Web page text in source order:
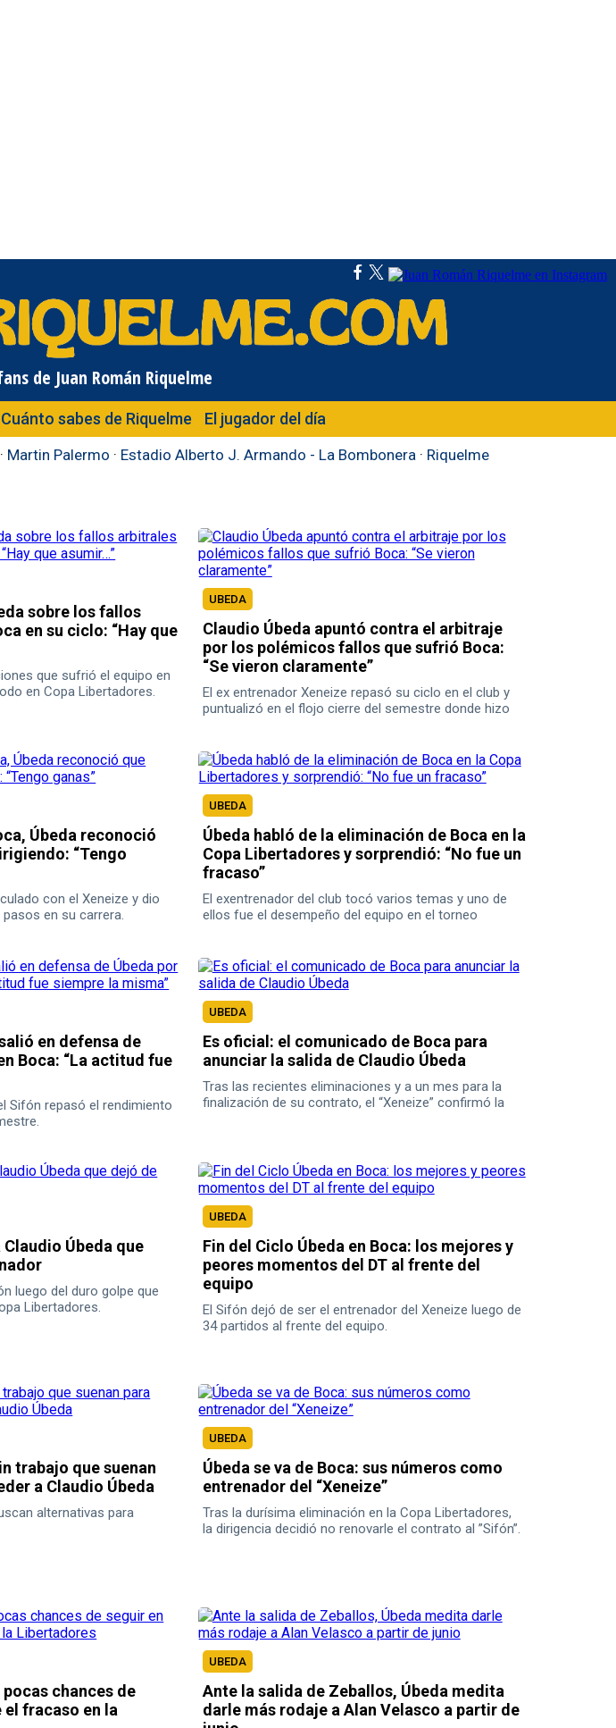
de Juan Román Riquelme
Cuánto sabes de Riquelme El jugador del día
· Martin Palermo · Estadio Alberto J. Armando - La Bombonera · Riquelme
sobre los fallos
en su ciclo: “Hay que
que sufrió el equipo en
en Copa Libertadores.
UBEDA
Claudio Úbeda apuntó contra el arbitraje
por los polémicos fallos que sufrió Boca:
“Se vieron claramente”
El ex entrenador Xeneize repasó su ciclo en el club y
puntualizó en el flojo cierre del semestre donde hizo
Úbeda reconoció
“Tengo
con el Xeneize y dio
en su carrera.
UBEDA
Úbeda habló de la eliminación de Boca en la
Copa Libertadores y sorprendió: “No fue un
fracaso”
El exentrenador del club tocó varios temas y uno de
ellos fue el desempeño del equipo en el torneo
en defensa de
Boca: “La actitud fue
Sifón repasó el rendimiento
UBEDA
Es oficial: el comunicado de Boca para
anunciar la salida de Claudio Úbeda
Tras las recientes eliminaciones y a un mes para la
finalización de su contrato, el “Xeneize” confirmó la
Úbeda que
luego del duro golpe que
Libertadores.
UBEDA
Fin del Ciclo Úbeda en Boca: los mejores y
peores momentos del DT al frente del
equipo
El Sifón dejó de ser el entrenador del Xeneize luego de
34 partidos al frente del equipo.
trabajo que suenan
a Claudio Úbeda
alternativas para
UBEDA
Úbeda se va de Boca: sus números como
entrenador del “Xeneize”
Tras la durísima eliminación en la Copa Libertadores,
la dirigencia decidió no renovarle el contrato al ”Sifón”.
chances de
el fracaso en la
UBEDA
Ante la salida de Zeballos, Úbeda medita
darle más rodaje a Alan Velasco a partir de